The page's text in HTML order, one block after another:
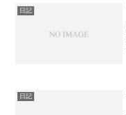
日記
日記